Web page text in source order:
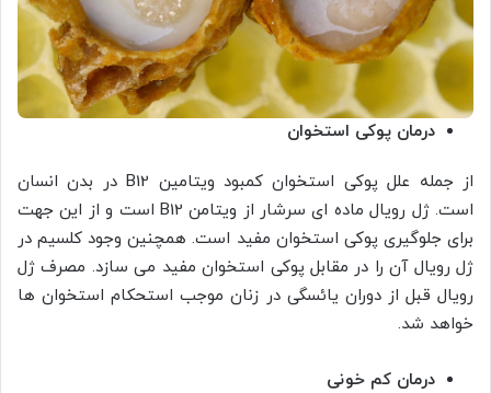
درمان پوکی استخوان
از جمله علل پوکی استخوان کمبود ویتامین B12 در بدن انسان
است. ژل رویال ماده ای سرشار از ویتامن B12 است و از این جهت
برای جلوگیری پوکی استخوان مفید است. همچنین وجود کلسیم در
ژل رویال آن را در مقابل پوکی استخوان مفید می سازد. مصرف ژل
رویال قبل از دوران یائسگی در زنان موجب استحکام استخوان ها
خواهد شد.
درمان کم خونی